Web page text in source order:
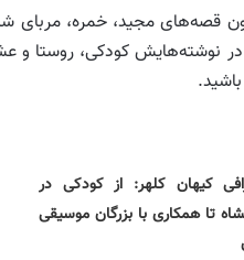
قصه‌های مجید، خمره، مربای
در نوشته‌هایش کودکی، روستا
کیهان کلهر: از کودکی در
تا همکاری با بزرگان موسیقی